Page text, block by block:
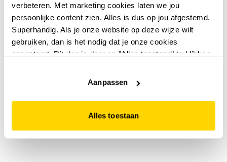
verbeteren. Met marketing cookies laten we jou
persoonlijke content zien. Alles is dus op jou afgestemd.
Superhandig. Als je onze website op deze wijze wilt
gebruiken, dan is het nodig dat je onze cookies
accepteert. Dit doe je door op "Alles toestaan" te klikken.
website niet optimaal functioneert.
Aanpassen
Alles toestaan